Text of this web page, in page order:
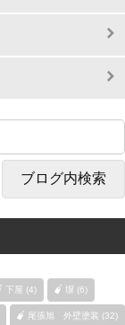
下屋 (4) 塀 (6)
尾張旭 外壁塗装 (32)